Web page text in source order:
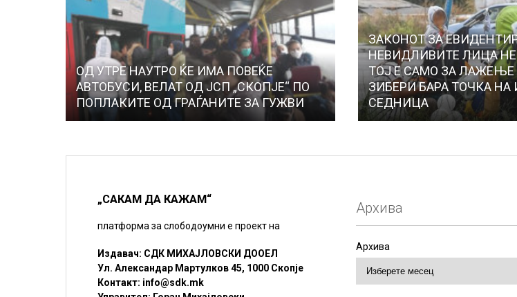
ОД УТРЕ НАУТРО ЌЕ ИМА ПОВЕЌЕ
АВТОБУСИ, ВЕЛАТ ОД ЈСП „СКОПЈЕ“ ПО
ПОПЛАКИТЕ ОД ГРАЃАНИТЕ ЗА ГУЖВИ
ЗАКОНОТ ЗА
НЕВИДЛИВИТЕ ЛИЦА
ТОЈ Е САМО ЗА ЛАЖЕЊЕ
ЗИБЕРИ БАРА ТОЧКА
СЕДНИЦА
„САКАМ ДА КАЖАМ“
платформа за слободоумни е проект на
Издавач: СДК МИХАЈЛОВСКИ ДООЕЛ
Ул. Александар Мартулков 45, 1000 Скопје
Контакт: info@sdk.mk
Архива
Архива